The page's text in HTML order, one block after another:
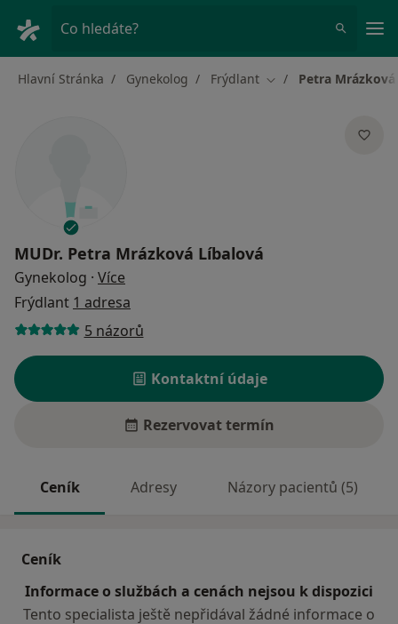
Co hledáte?
Hlavní Stránka Gynekolog Frýdlant Změna města
Petra
MUDr. Petra Mrázková Líbalová
Gynekolog · Více
Frýdlant 1 adresa
5 názorů
Kontaktní údaje
Rezervovat termín
Ceník Adresy Názory pacientů (5)
Ceník
Informace o službách a cenách nejsou k dispozici
Tento specialista ještě nepřidával žádné informace o